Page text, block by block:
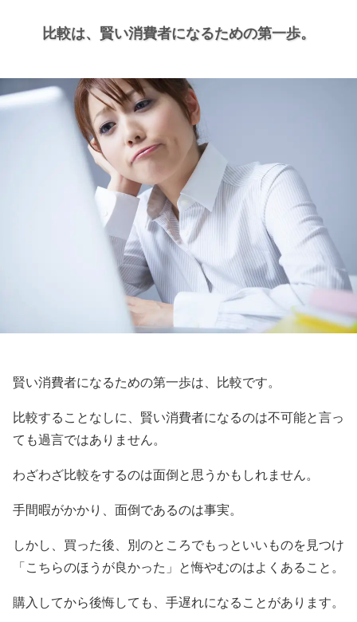
比較は、 賢い消費者になるための第一歩。
賢い消費者になるための第一歩は、比較です。
比較することなしに、賢い消費者になるのは不可能と言っ
ても過言ではありません。
わざわざ比較をするのは面倒と思うかもしれません。
手間暇がかかり、面倒であるのは事実。
しかし、買った後、別のところでもっといいものを見つけ
「こちらのほうが良かった」と悔やむのはよくあること。
購入してから後悔しても、手遅れになることがあります。